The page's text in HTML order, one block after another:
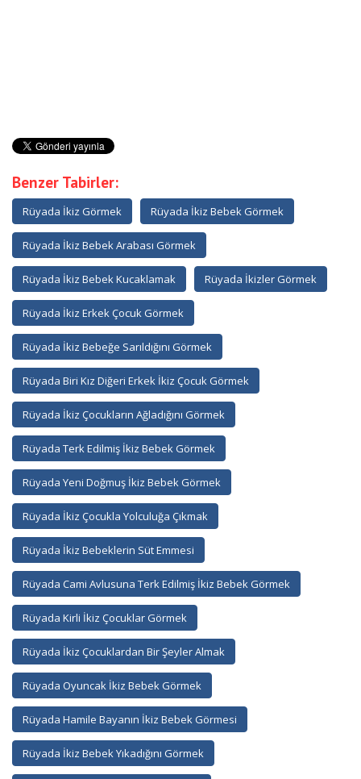
Benzer Tabirler:
Rüyada İkiz Görmek Rüyada İkiz Bebek Görmek
Rüyada İkiz Bebek Arabası Görmek
Rüyada İkiz Bebek Kucaklamak Rüyada İkizler Görmek
Rüyada İkiz Erkek Çocuk Görmek
Rüyada İkiz Bebeğe Sarıldığını Görmek
Rüyada Biri Kız Diğeri Erkek İkiz Çocuk Görmek
Rüyada İkiz Çocukların Ağladığını Görmek
Rüyada Terk Edilmiş İkiz Bebek Görmek
Rüyada Yeni Doğmuş İkiz Bebek Görmek
Rüyada İkiz Çocukla Yolculuğa Çıkmak
Rüyada İkiz Bebeklerin Süt Emmesi
Rüyada Cami Avlusuna Terk Edilmiş İkiz Bebek Görmek
Rüyada Kirli İkiz Çocuklar Görmek
Rüyada İkiz Çocuklardan Bir Şeyler Almak
Rüyada Oyuncak İkiz Bebek Görmek
Rüyada Hamile Bayanın İkiz Bebek Görmesi
Rüyada İkiz Bebek Yıkadığını Görmek